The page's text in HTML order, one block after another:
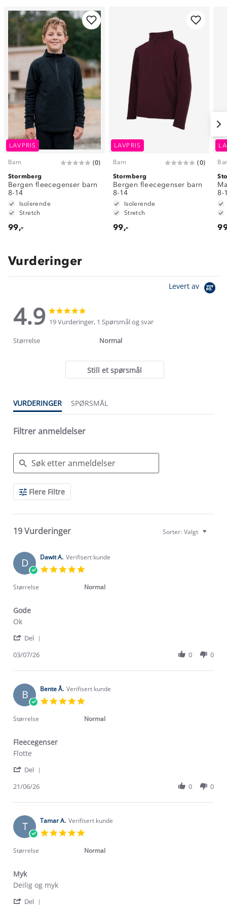
LAVPRIS
Barn (0)
Stormberg
Bergen fleecegenser barn
8-14
Isolerende
Stretch
99,-
LAVPRIS
Barn (0)
Stormberg
Bergen fleecegenser barn
8-14
Isolerende
Stretch
99,-
8-
Vurderinger
Levert av
4.9
4.9
star
rating
star
rating
19 Vurderinger, 1 Spørsmål og svar
Størrelse Normal
Still et spørsmål
VURDERINGER SPØRSMÅL
Filtrer anmeldelser
Search
ReviewsFlere Filtre
19 Vurderinger Sorter: Valgt
D Dawit A. Verifisert kunde
rating
Størrelse Normal
Gode
Review
Dawit
on
Jul
review
Gode
Ok
Del
Dawit
on
3
Jul
03/07/26 0 0
B Bente Å. Verifisert kunde
rating
Størrelse Normal
Fleecegenser
Review
Bente
on
Jun
review
Fleecegenser
Flotte
Del
Bente
on
21
Jun
21/06/26 0 0
T Tamar A. Verifisert kunde
rating
Størrelse Normal
Myk
Review
Tamar
review
Myk
Deilig og myk
Del